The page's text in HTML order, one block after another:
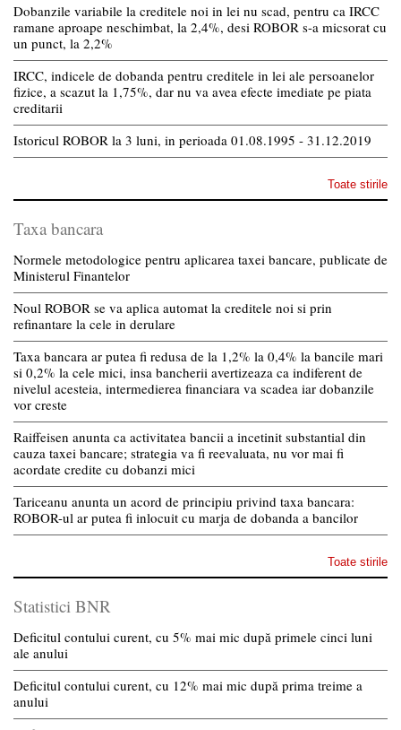
Dobanzile variabile la creditele noi in lei nu scad, pentru ca IRCC
ramane aproape neschimbat, la 2,4%, desi ROBOR s-a micsorat cu
un punct, la 2,2%
IRCC, indicele de dobanda pentru creditele in lei ale persoanelor
fizice, a scazut la 1,75%, dar nu va avea efecte imediate pe piata
creditarii
Istoricul ROBOR la 3 luni, in perioada 01.08.1995 - 31.12.2019
Toate stirile
Taxa bancara
Normele metodologice pentru aplicarea taxei bancare, publicate de
Ministerul Finantelor
Noul ROBOR se va aplica automat la creditele noi si prin
refinantare la cele in derulare
Taxa bancara ar putea fi redusa de la 1,2% la 0,4% la bancile mari
si 0,2% la cele mici, insa bancherii avertizeaza ca indiferent de
nivelul acesteia, intermedierea financiara va scadea iar dobanzile
vor creste
Raiffeisen anunta ca activitatea bancii a incetinit substantial din
cauza taxei bancare; strategia va fi reevaluata, nu vor mai fi
acordate credite cu dobanzi mici
Tariceanu anunta un acord de principiu privind taxa bancara:
ROBOR-ul ar putea fi inlocuit cu marja de dobanda a bancilor
Toate stirile
Statistici BNR
Deficitul contului curent, cu 5% mai mic după primele cinci luni
ale anului
Deficitul contului curent, cu 12% mai mic după prima treime a
anului